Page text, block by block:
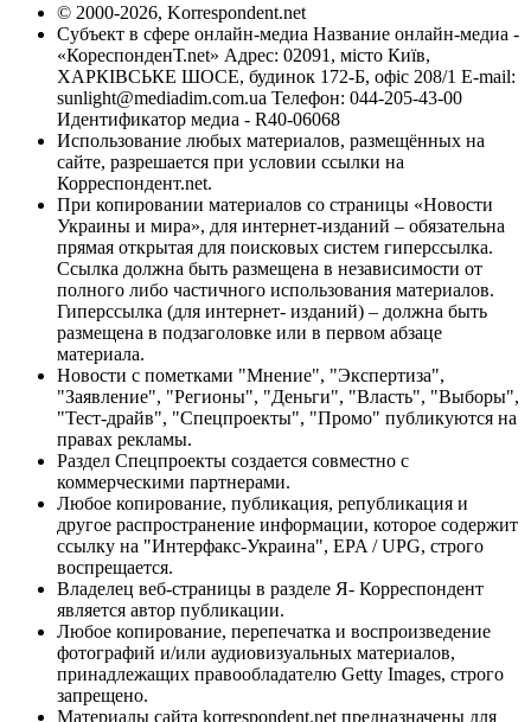
© 2000-2026, Korrespondent.net
Субъект в сфере онлайн-медиа Название онлайн-медиа -
«КореспонденТ.net» Адрес: 02091, місто Київ,
ХАРКІВСЬКЕ ШОСЕ, будинок 172-Б, офіс 208/1 E-mail:
sunlight@mediadim.com.ua Телефон: 044-205-43-00
Идентификатор медиа - R40-06068
Использование любых материалов, размещённых на
сайте, разрешается при условии ссылки на
Корреспондент.net.
При копировании материалов со страницы «Новости
Украины и мира», для интернет-изданий – обязательна
прямая открытая для поисковых систем гиперссылка.
Ссылка должна быть размещена в независимости от
полного либо частичного использования материалов.
Гиперссылка (для интернет- изданий) – должна быть
размещена в подзаголовке или в первом абзаце
материала.
Новости с пометками "Мнение", "Экспертиза",
"Заявление", "Регионы", "Деньги", "Власть", "Выборы",
"Тест-драйв", "Спецпроекты", "Промо" публикуются на
правах рекламы.
Раздел Спецпроекты создается совместно с
коммерческими партнерами.
Любое копирование, публикация, републикация и
другое распространение информации, которое содержит
ссылку на "Интерфакс-Украина", EPA / UPG, строго
воспрещается.
Владелец веб-страницы в разделе Я- Корреспондент
является автор публикации.
Любое копирование, перепечатка и воспроизведение
фотографий и/или аудиовизуальных материалов,
принадлежащих правообладателю Getty Images, строго
запрещено.
Материалы сайта korrespondent.net предназначены для